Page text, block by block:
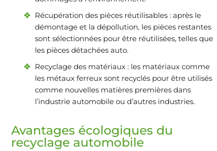
Récupération des pièces réutilisables : après le
démontage et la dépollution, les pièces restantes
sont sélectionnées pour être réutilisées, telles que
les pièces détachées auto.
Recyclage des matériaux : les matériaux comme
les métaux ferreux sont recyclés pour être utilisés
comme nouvelles matières premières dans
l’industrie automobile ou d’autres industries.
Avantages écologiques du
recyclage automobile